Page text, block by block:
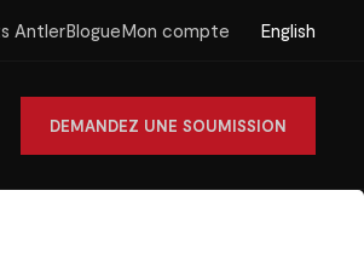
AntlerBlogueMon compte English
DEMANDEZ UNE SOUMISSION